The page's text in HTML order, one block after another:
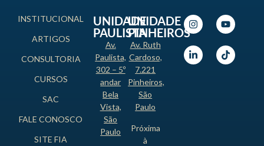
INSTITUCIONAL
ARTIGOS
CONSULTORIA
CURSOS
SAC
FALE CONOSCO
SITE FIA
UNIDADE
PAULISTA
Av.
Paulista,
302 – 5º
andar
Bela
Vista,
São
Paulo
UNIDADE
PINHEIROS
Av. Ruth
Cardoso,
7.221
Pinheiros,
São
Paulo
Próxima
à